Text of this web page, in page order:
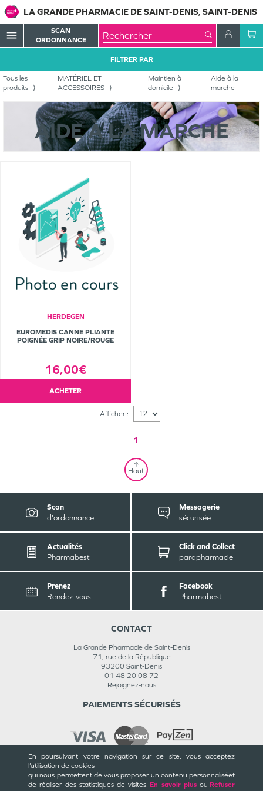
En poursuivant votre navigation sur ce site, vous acceptez
l’utilisation de cookies
qui nous permettent de vous proposer un contenu personnaliséet
de réaliser des statistiques de visites. En savoir plusou Refuser
LA GRANDE PHARMACIE DE SAINT-DENIS, SAINT-DENIS
menu
SCAN
ORDONNANCE
Tous les
produits
MATÉRIEL ET
ACCESSOIRES
Maintien à
domicile
Aide à la
marche
FILTRER PAR
AIDE À LA MARCHE
HERDEGEN
EUROMEDIS CANNE PLIANTE
POIGNÉE GRIP NOIRE/ROUGE
16,00€
ACHETER
Afficher :
1
Haut
Scan
d'ordonnance
Messagerie
sécurisée
Actualités
Pharmabest
Click and Collect
parapharmacie
Prenez
Rendez-vous
Facebook
Pharmabest
CONTACT
La Grande Pharmacie de Saint-Denis
71, rue de la République
93200 Saint-Denis
01 48 20 08 72
Rejoignez-nous
CGU / CGV
PAIEMENTS SÉCURISÉS